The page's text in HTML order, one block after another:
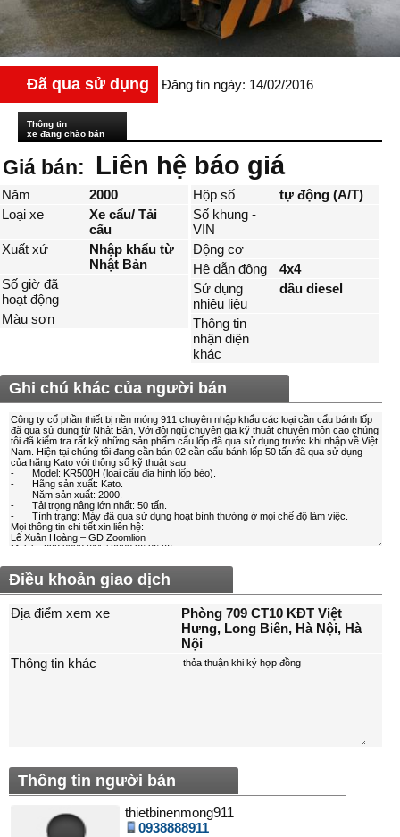
Đã qua sử dụng Đăng tin ngày: 14/02/2016
Thông tin
xe đang chào bán
Giá bán: Liên hệ báo giá
Năm
2000
Loại xe
Xe cẩu/ Tải
cẩu
Xuất xứ
Nhập khẩu từ
Nhật Bản
Số giờ đã
hoạt động
Màu sơn
Hộp số
tự động (A/T)
Số khung -
VIN
Động cơ
Hệ dẫn động
4x4
Sử dụng
nhiêu liệu
dầu diesel
Thông tin
nhận diện
khác
Ghi chú khác của người bán
Điều khoản giao dịch
Địa điểm xem xe
Phòng 709 CT10 KĐT Việt
Hưng, Long Biên, Hà Nội, Hà
Nội
Thông tin khác
Thông tin người bán
thietbinenmong911
0938888911